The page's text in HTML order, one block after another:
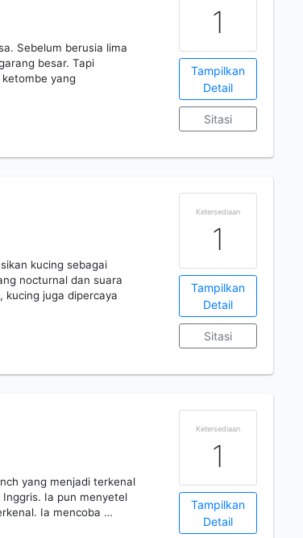
Sebelum berusia lima
besar. Tapi
yang
1
Tampilkan
Detail
Sitasi
kucing sebagai
nocturnal dan suara
kucing juga dipercaya
Ketersediaan
1
Tampilkan
Detail
Sitasi
yang menjadi terkenal
Ia pun menyetel
Ia mencoba …
Ketersediaan
1
Tampilkan
Detail